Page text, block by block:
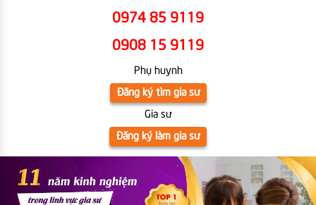
0974 85 9119
0908 15 9119
Phụ huynh
Đăng ký tìm gia sư
Gia sư
Đăng ký làm gia sư